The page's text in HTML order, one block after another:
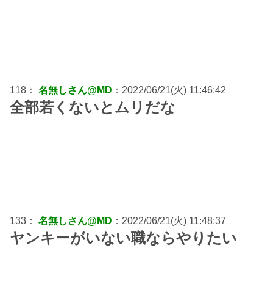
118： 名無しさん@MD ：2022/06/21(火) 11:46:42
全部若くないとムリだな
133： 名無しさん@MD ：2022/06/21(火) 11:48:37
ヤンキーがいない職ならやりたい